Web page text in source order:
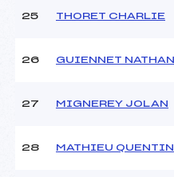
25 THORET CHARLIE
26 GUIENNET NATHAN
27 MIGNEREY JOLAN
28 MATHIEU QUENTIN